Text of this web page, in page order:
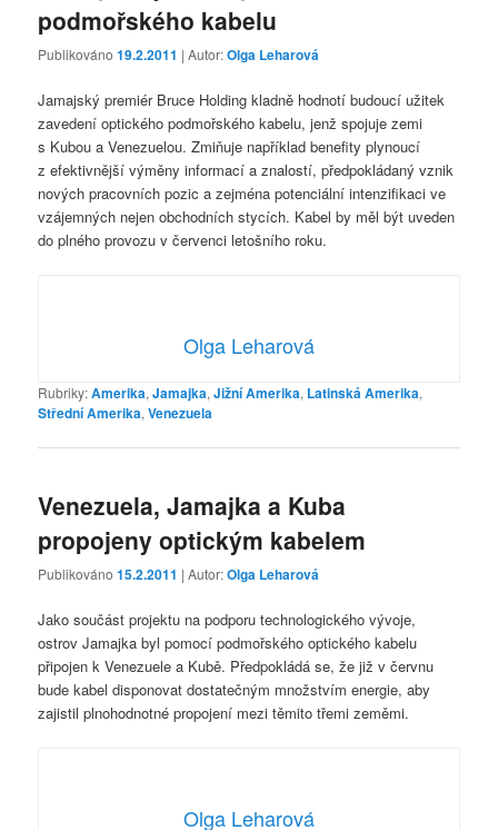
podmořského kabelu
Publikováno19.2.2011 | Autor:Olga Leharová
Jamajský premiér Bruce Holding kladně hodnotí budoucí užitek
zavedení optického podmořského kabelu, jenž spojuje zemi
s Kubou a Venezuelou. Zmiňuje například benefity plynoucí
z efektivnější výměny informací a znalostí, předpokládaný vznik
nových pracovních pozic a zejména potenciální intenzifikaci ve
vzájemných nejen obchodních stycích. Kabel by měl být uveden
do plného provozu v červenci letošního roku.
Olga Leharová
Rubriky:Amerika,Jamajka,Jižní Amerika, Latinská Amerika,
Střední Amerika,Venezuela
Venezuela, Jamajka a Kuba
propojeny optickým kabelem
Publikováno15.2.2011 | Autor:Olga Leharová
Jako součást projektu na podporu technologického vývoje,
ostrov Jamajka byl pomocí podmořského optického kabelu
připojen k Venezuele a Kubě. Předpokládá se, že již v červnu
bude kabel disponovat dostatečným množstvím energie, aby
zajistil plnohodnotné propojení mezi těmito třemi zeměmi.
Olga Leharová